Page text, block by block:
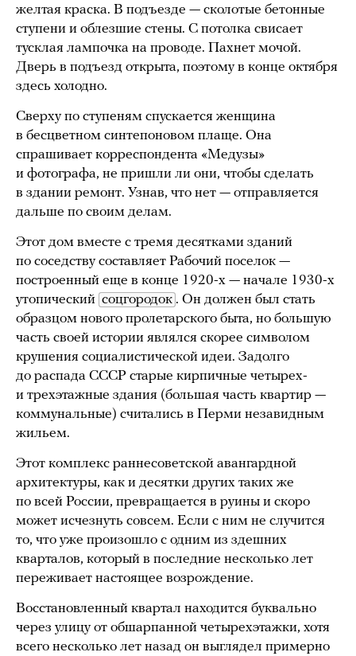
желтая краска. В подъезде — сколотые бетонные
ступени и облезшие стены. С потолка свисает
тусклая лампочка на проводе. Пахнет мочой.
Дверь в подъезд открыта, поэтому в конце октября
здесь холодно.
Сверху по ступеням спускается женщина
в бесцветном синтепоновом плаще. Она
спрашивает корреспондента «Медузы»
и фотографа, не пришли ли они, чтобы сделать
в здании ремонт. Узнав, что нет — отправляется
дальше по своим делам.
Этот дом вместе с тремя десятками зданий
по соседству составляет Рабочий поселок —
построенный еще в конце 1920-х — начале 1930-х
утопический соцгородок . Он должен был стать
образцом нового пролетарского быта, но большую
часть своей истории являлся скорее символом
крушения социалистической идеи. Задолго
до распада СССР старые кирпичные четырех-
и трехэтажные здания (большая часть квартир —
коммунальные) считались в Перми незавидным
жильем.
Этот комплекс раннесоветской авангардной
архитектуры, как и десятки других таких же
по всей России, превращается в руины и скоро
может исчезнуть совсем. Если с ним не случится
то, что уже произошло с одним из здешних
кварталов, который в последние несколько лет
переживает настоящее возрождение.
Восстановленный квартал находится буквально
через улицу от обшарпанной четырехэтажки, хотя
всего несколько лет назад он выглядел примерно